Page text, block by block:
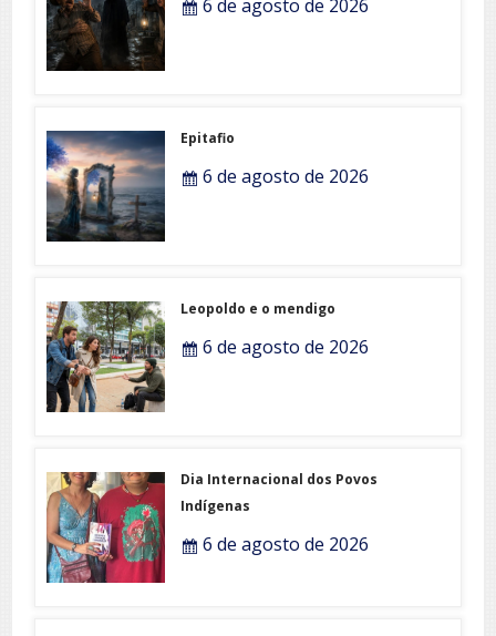
6 de agosto de 2026
Epitafio
6 de agosto de 2026
Leopoldo e o mendigo
6 de agosto de 2026
Dia Internacional dos Povos
Indígenas
6 de agosto de 2026